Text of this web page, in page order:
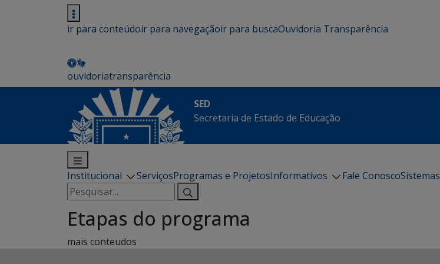
ir para conteúdoir para navegaçãoir para buscaOuvidoria Transparência
ouvidoriatransparência
SED
Secretaria de Estado de Educação
Institucional ServiçosProgramas e ProjetosInformativos Fale ConoscoSistemas
Pesquisar
por:
Etapas do programa
mais conteudos